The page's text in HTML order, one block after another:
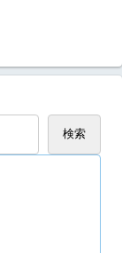
検索